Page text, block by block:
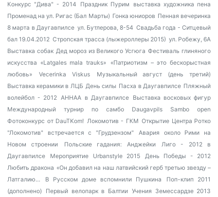
Конкурс "Дива" - 2014
Праздник Пурим
выставка художника пена
Променад на ул. Ригас (Бал Марты) Гонка юниоров Пенная вечеринка
8 марта в Даугавпилсе ул. Бутлерова, 8-54 Свадьба года - Ситцевый
бал 19.04.2012 Стропская трасса (лыжероллеры 2015) ул. Робежу, 6А
Выставка собак Дед мороз из Великого Усгюга Фестиваль глиняного
искусства «Latgales mala trauks»
«Патриотизм – это бескорыстная
любовь»
Vecerinka Viskus
Музыкальный август (день третий)
Выставка керамики в ЛЦБ День силы Пасха в Даугавпилсе Пляжный
волейбол - 2012 AHHAA в Даугавпилсе
Выставка восковых фигур
Международный турнир по самбо Daugavpils Sambo open
Фотоконкурс от DauTKom! Локомотив - ГКМ Открытие Центра Ротко
"Локомотив" встречается с "Грудзензом"
Авария около Рими на
Новом строении
Польские гадания: Анджейки
Лиго - 2012 в
Даугавпилсе
Мероприятие Urbanstyle 2015
День Победы - 2012
Любить дракона «Он добавил на наш латвийский герб третью звезду –
Латгалию…
В Русском доме вспомнили Пушкина
Поп-клип 2011
(дополнено)
Первый велопарк в Балтии Учения Земессардзе 2013